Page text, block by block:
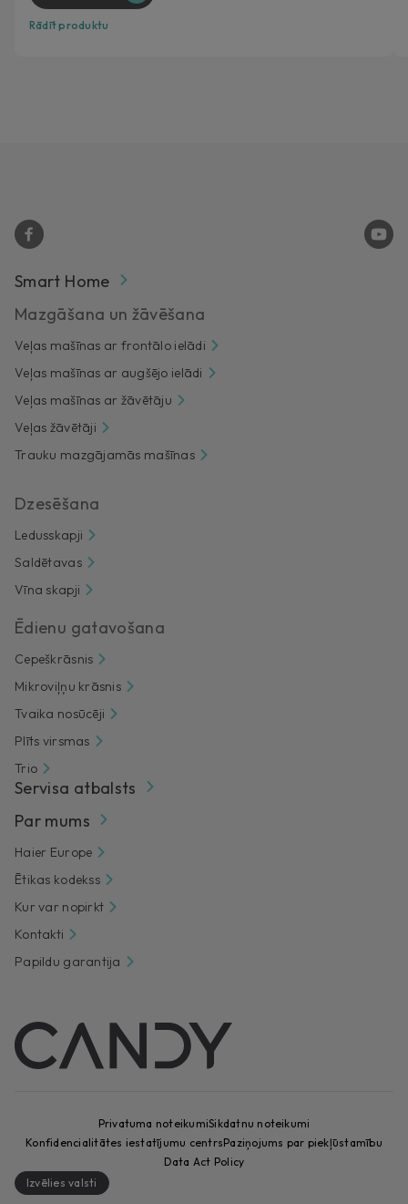
Rādīt produktu
Smart Home
Mazgāšana un žāvēšana
Veļas mašīnas ar frontālo ielādi
Veļas mašīnas ar augšējo ielādi
Veļas mašīnas ar žāvētāju
Veļas žāvētāji
Trauku mazgājamās mašīnas
Dzesēšana
Ledusskapji
Saldētavas
Vīna skapji
Ēdienu gatavošana
Cepeškrāsnis
Mikroviļņu krāsnis
Tvaika nosūcēji
Plīts virsmas
Trio
Servisa atbalsts
Par mums
Haier Europe
Ētikas kodekss
Kur var nopirkt
Kontakti
Papildu garantija
Privatuma noteikumiSikdatnu noteikumi
Konfidencialitātes iestatījumu centrsPaziņojums par piekļūstamību
Data Act Policy
Izvēlies valsti